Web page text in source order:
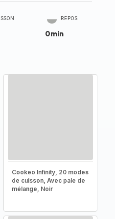
REPOS
0min
Cookeo Infinity, 20 modes
de cuisson, Avec pale de
mélange, Noir